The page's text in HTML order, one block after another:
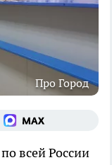
Про Город
всей России